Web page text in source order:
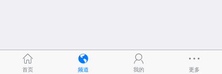
首页 频道 我的 更多